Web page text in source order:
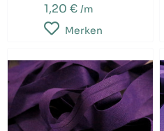
1,20 € /m
Merken